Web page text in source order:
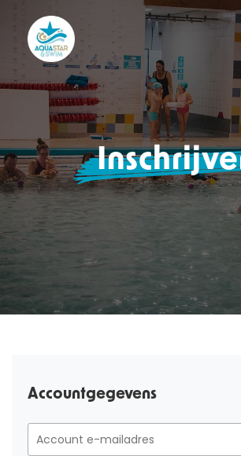
Accountgegevens